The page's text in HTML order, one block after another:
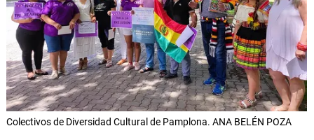
Colectivos de Diversidad Cultural de Pamplona. ANA BELÉN POZA